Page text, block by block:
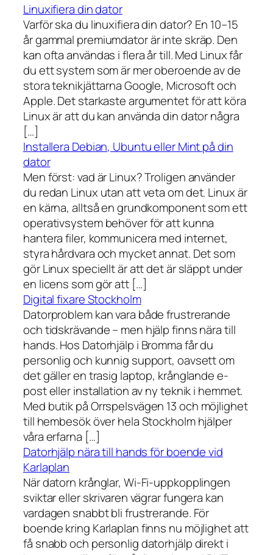
Linuxifiera din dator
Varför ska du linuxifiera din dator? En 10–15
år gammal premiumdator är inte skräp. Den
kan ofta användas i flera år till. Med Linux får
du ett system som är mer oberoende av de
stora teknikjättarna Google, Microsoft och
Apple. Det starkaste argumentet för att köra
Linux är att du kan använda din dator några
[…]
Installera Debian, Ubuntu eller Mint på din
dator
Men först: vad är Linux? Troligen använder
du redan Linux utan att veta om det. Linux är
en kärna, alltså en grundkomponent som ett
operativsystem behöver för att kunna
hantera filer, kommunicera med internet,
styra hårdvara och mycket annat. Det som
gör Linux speciellt är att det är släppt under
en licens som gör att […]
Digital fixare Stockholm
Datorproblem kan vara både frustrerande
och tidskrävande – men hjälp finns nära till
hands. Hos Datorhjälp i Bromma får du
personlig och kunnig support, oavsett om
det gäller en trasig laptop, krånglande e-
post eller installation av ny teknik i hemmet.
Med butik på Orrspelsvägen 13 och möjlighet
till hembesök över hela Stockholm hjälper
våra erfarna […]
Datorhjälp nära till hands för boende vid
Karlaplan
När datorn krånglar, Wi-Fi-uppkopplingen
sviktar eller skrivaren vägrar fungera kan
vardagen snabbt bli frustrerande. För
boende kring Karlaplan finns nu möjlighet att
få snabb och personlig datorhjälp direkt i